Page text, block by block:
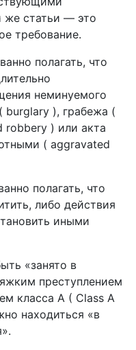
же статьи — это
требование.
полагать, что
неминуемого
), грабежа (
robbery ) или акта
( aggravated
полагать, что
либо действия
иными
«занято в
преступлением
класса А ( Class A
находиться «в